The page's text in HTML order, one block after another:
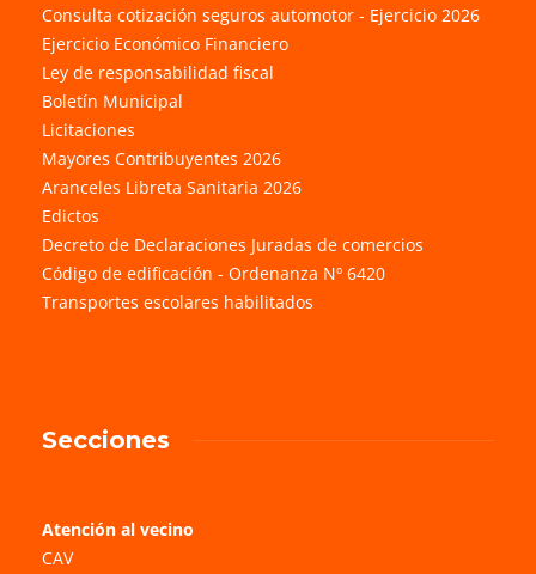
Consulta cotización seguros automotor - Ejercicio 2026
Ejercicio Económico Financiero
Ley de responsabilidad fiscal
Boletín Municipal
Licitaciones
Mayores Contribuyentes 2026
Aranceles Libreta Sanitaria 2026
Edictos
Decreto de Declaraciones Juradas de comercios
Código de edificación - Ordenanza Nº 6420
Transportes escolares habilitados
Secciones
Atención al vecino
CAV